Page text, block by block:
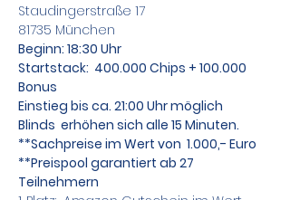
Staudingerstraße 17
81735 München
Beginn: 18:30 Uhr
Startstack:  400.000 Chips + 100.000
Bonus
Einstieg bis ca. 21:00 Uhr möglich
Blinds  erhöhen sich alle 15 Minuten.
**Sachpreise im Wert von  1.000,- Euro
**Preispool garantiert ab 27
Teilnehmern